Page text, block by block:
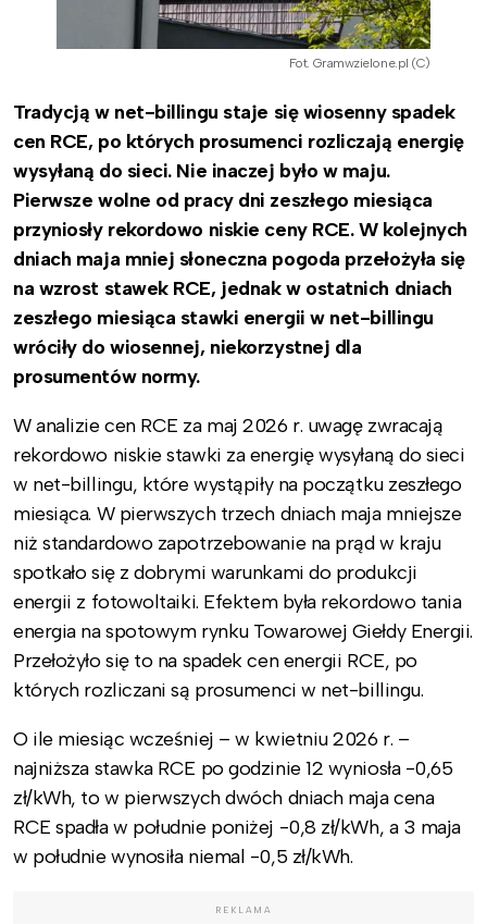
Fot. Gramwzielone.pl (C)
Tradycją w net-billingu staje się wiosenny spadek
cen RCE, po których prosumenci rozliczają energię
wysyłaną do sieci. Nie inaczej było w maju.
Pierwsze wolne od pracy dni zeszłego miesiąca
przyniosły rekordowo niskie ceny RCE. W kolejnych
dniach maja mniej słoneczna pogoda przełożyła się
na wzrost stawek RCE, jednak w ostatnich dniach
zeszłego miesiąca stawki energii w net-billingu
wróciły do wiosennej, niekorzystnej dla
prosumentów normy.
W analizie cen RCE za maj 2026 r. uwagę zwracają
rekordowo niskie stawki za energię wysyłaną do sieci
w net-billingu, które wystąpiły na początku zeszłego
miesiąca. W pierwszych trzech dniach maja mniejsze
niż standardowo zapotrzebowanie na prąd w kraju
spotkało się z dobrymi warunkami do produkcji
energii z fotowoltaiki. Efektem była rekordowo tania
energia na spotowym rynku Towarowej Giełdy Energii.
Przełożyło się to na spadek cen energii RCE, po
których rozliczani są prosumenci w net-billingu.
O ile miesiąc wcześniej – w kwietniu 2026 r. –
najniższa stawka RCE po godzinie 12 wyniosła -0,65
zł/kWh, to w pierwszych dwóch dniach maja cena
RCE spadła w południe poniżej -0,8 zł/kWh, a 3 maja
w południe wynosiła niemal -0,5 zł/kWh.
REKLAMA